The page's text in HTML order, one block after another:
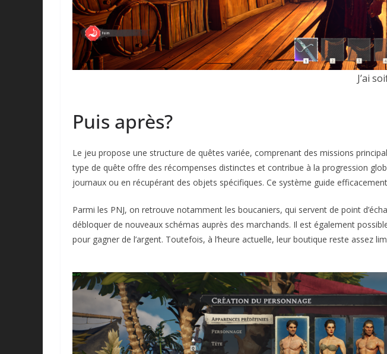
J’ai
Puis après?
Le jeu propose une structure de quêtes variée, comprenant des missions
type de quête offre des récompenses distinctes et contribue à la progression
journaux ou en récupérant des objets spécifiques. Ce système guide
Parmi les PNJ, on retrouve notamment les boucaniers, qui servent de point
débloquer de nouveaux schémas auprès des marchands. Il est également
pour gagner de l’argent. Toutefois, à l’heure actuelle, leur boutique reste assez